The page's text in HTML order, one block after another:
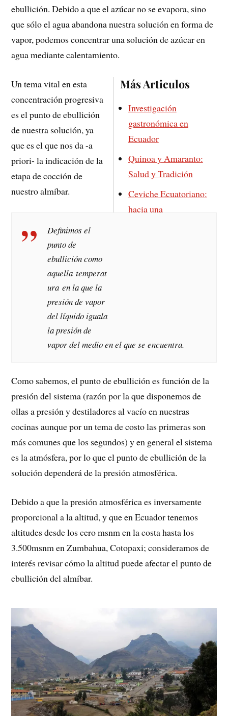
ebullición. Debido a que el azúcar no se evapora, sino
que sólo el agua abandona nuestra solución en forma de
vapor, podemos concentrar una solución de azúcar en
agua mediante calentamiento.
Más Articulos
Investigación
gastronómica en
Ecuador
Quinoa y Amaranto:
Salud y Tradición
Ceviche Ecuatoriano:
hacia una
Un tema vital en esta
concentración progresiva
es el punto de ebullición
de nuestra solución, ya
que es el que nos da -a
priori- la indicación de la
etapa de cocción de
nuestro almíbar.
Definimos el
punto de
ebullición como
aquella temperat
ura en la que la
presión de vapor
del líquido iguala
la presión de
vapor del medio en el que se encuentra.
Como sabemos, el punto de ebullición es función de la
presión del sistema (razón por la que disponemos de
ollas a presión y destiladores al vacío en nuestras
cocinas aunque por un tema de costo las primeras son
más comunes que los segundos) y en general el sistema
es la atmósfera, por lo que el punto de ebullición de la
solución dependerá de la presión atmosférica.
Debido a que la presión atmosférica es inversamente
proporcional a la altitud, y que en Ecuador tenemos
altitudes desde los cero msnm en la costa hasta los
3.500msnm en Zumbahua, Cotopaxi; consideramos de
interés revisar cómo la altitud puede afectar el punto de
ebullición del almíbar.